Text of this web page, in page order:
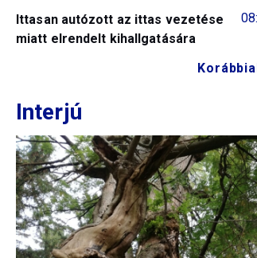
Ittasan autózott az ittas vezetése
miatt elrendelt kihallgatására
Interjú